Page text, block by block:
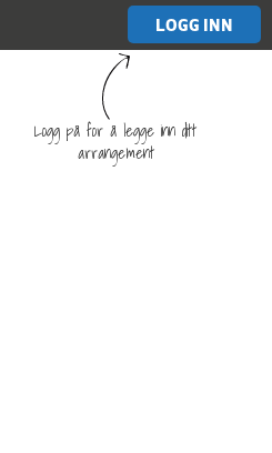
LOGG INN
Logg på for å legge inn ditt
arrangement